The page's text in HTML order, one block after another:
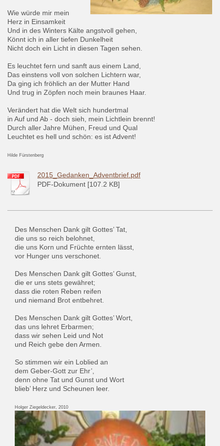
Wie würde mir mein
Herz in Einsamkeit
Und in des Winters Kälte angstvoll gehen,
Könnt ich in aller tiefen Dunkelheit
Nicht doch ein Licht in diesen Tagen sehen.
Es leuchtet fern und sanft aus einem Land,
Das einstens voll von solchen Lichtern war,
Da ging ich fröhlich an der Mutter Hand
Und trug in Zöpfen noch mein braunes Haar.
Verändert hat die Welt sich hundertmal
in Auf und Ab - doch sieh, mein Lichtlein brennt!
Durch aller Jahre Mühen, Freud und Qual
Leuchtet es hell und schön: es ist Advent!
Hilde Fürstenberg
2015_Gedanken_Adventbrief.pdf
PDF-Dokument [107.2 KB]
Des Menschen Dank gilt Gottes’ Tat,
die uns so reich belohnet,
die uns Korn und Früchte ernten lässt,
vor Hunger uns verschonet.
Des Menschen Dank gilt Gottes’ Gunst,
die er uns stets gewähret;
dass die roten Reben reifen
und niemand Brot entbehret.
Des Menschen Dank gilt Gottes’ Wort,
das uns lehret Erbarmen;
dass wir sehen Leid und Not
und Reich gebe den Armen.
So stimmen wir ein Loblied an
dem Geber-Gott zur Ehr’,
denn ohne Tat und Gunst und Wort
blieb’ Herz und Scheunen leer.
Holger Ziegeldecker, 2010